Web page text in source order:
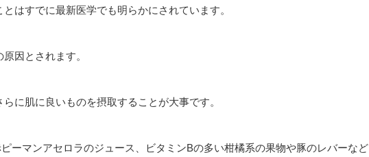
はすでに最新医学でも明らかにされています。
因とされます。
に肌に良いものを摂取することが大事です。
ーマンアセロラのジュース、ビタミンBの多い柑橘系の果物や豚のレバーなど